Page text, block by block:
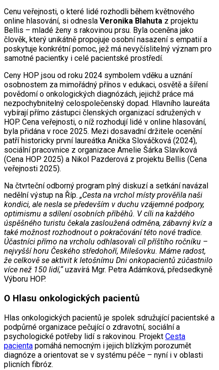
Cenu veřejnosti, o které lidé rozhodli během květnového
online hlasování, si odnesla Veronika Blahuta z projektu
Bellis – mladé ženy s rakovinou prsu. Byla oceněna jako
člověk, který unikátně propojuje osobní nasazení s empatií a
poskytuje konkrétní pomoc, jež má nevyčíslitelný význam pro
samotné pacientky i celé pacientské prostředí.
Ceny HOP jsou od roku 2024 symbolem vděku a uznání
osobnostem za mimořádný přínos v edukaci, osvětě a šíření
povědomí o onkologických diagnózách, jejichž práce má
nezpochybnitelný celospolečenský dopad. Hlavního laureáta
vybírají přímo zástupci členských organizací sdružených v
HOP. Cena veřejnosti, o níž rozhodují lidé v online hlasování,
byla přidána v roce 2025. Mezi dosavadní držitele ocenění
patří historicky první laureátka Anička Slováčková (2024),
sociální pracovnice z organizace Amelie Šárka Slavíková
(Cena HOP 2025) a Nikol Pazderová z projektu Bellis (Cena
veřejnosti 2025).
Na čtvrteční odborný program plný diskuzí a setkání navázal
nedělní výstup na Říp. „Cesta na vrchol místy prověřila naši
kondici, ale nesla se především v duchu vzájemné podpory,
optimismu a sdílení osobních příběhů. V cíli na každého
úspěšného turistu čekala zasloužená odměna, zábavný kvíz a
také možnost rozhodnout o pokračování této nové tradice.
Účastníci přímo na vrcholu odhlasovali cíl příštího ročníku –
nejvyšší horu Českého středohoří, Milešovku. Máme radost,
že celkově se aktivit k letošnímu Dni onkopacientů zúčastnilo
více než 150 lidí,“ uzavírá Mgr. Petra Adámková, předsedkyně
Výboru HOP.
O Hlasu onkologických pacientů
Hlas onkologických pacientů je spolek sdružující pacientské a
podpůrné organizace pečující o zdravotní, sociální a
psychologické potřeby lidí s rakovinou. Projekt Cesta
pacienta pomáhá nemocným i jejich blízkým porozumět
diagnóze a orientovat se v systému péče – nyní i v oblasti
plicních fibróz.